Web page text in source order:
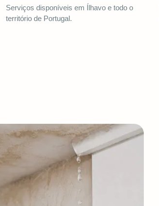
Serviços disponíveis em Ílhavo e todo o
território de Portugal.